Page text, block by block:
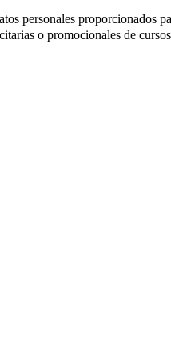
personales proporcionados
o promocionales de